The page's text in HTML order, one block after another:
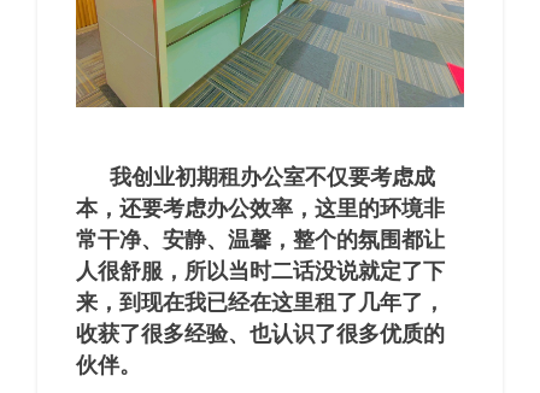
我创业初期租办公室不仅要考虑成
本，还要考虑办公效率，这里的环境非
常干净、安静、温馨，整个的氛围都让
人很舒服，所以当时二话没说就定了下
来，到现在我已经在这里租了几年了，
收获了很多经验、也认识了很多优质的
伙伴。